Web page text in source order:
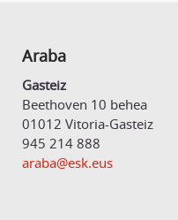
Araba
Gasteiz
Beethoven 10 behea
01012 Vitoria-Gasteiz
945 214 888
araba@esk.eus